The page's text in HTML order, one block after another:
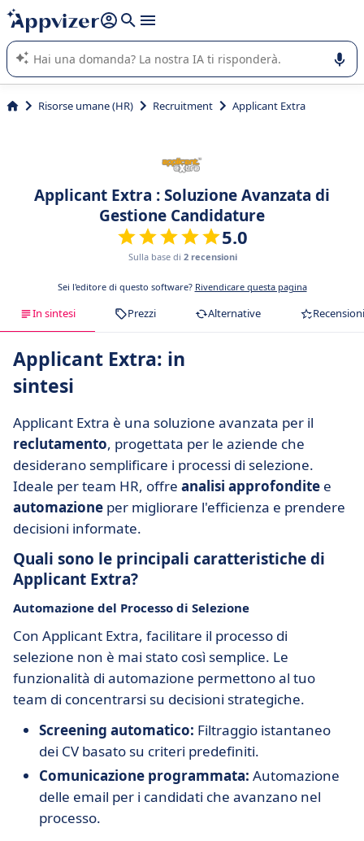
righe con
shift + enter
L'IA di Appvizer vi guida nell'utilizzo o nella scelta di un
software SaaS per la vostra azienda.
Risorse umane (HR) Recruitment Applicant Extra
Applicant Extra : Soluzione Avanzata di
Gestione Candidature
5.0
Sulla base di 2 recensioni
Sei l'editore di questo software? Rivendicare questa pagina
In sintesi Prezzi Alternative Recensioni
Applicant Extra: in
sintesi
Applicant Extra è una soluzione avanzata per il
reclutamento, progettata per le aziende che
desiderano semplificare i processi di selezione.
Ideale per team HR, offre analisi approfondite e
automazione per migliorare l'efficienza e prendere
decisioni informate.
Quali sono le principali caratteristiche di
Applicant Extra?
Automazione del Processo di Selezione
Con Applicant Extra, facilitare il processo di
selezione non è mai stato così semplice. Le
funzionalità di automazione permettono al tuo
team di concentrarsi su decisioni strategiche.
Screening automatico: Filtraggio istantaneo
dei CV basato su criteri predefiniti.
Comunicazione programmata: Automazione
delle email per i candidati che avanzano nel
processo.